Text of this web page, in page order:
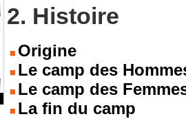
2. Histoire
Origine
Le camp des
Le camp des
La fin du camp